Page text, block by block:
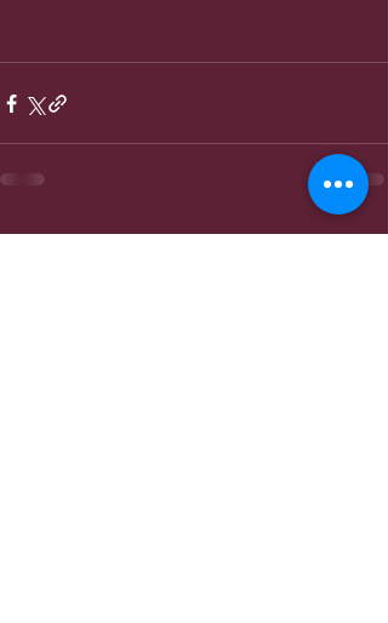
Entradas recientes Ver todo